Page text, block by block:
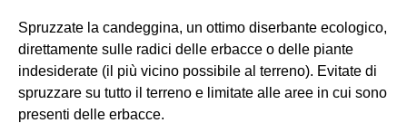
Spruzzate la candeggina, un ottimo diserbante ecologico,
direttamente sulle radici delle erbacce o delle piante
indesiderate (il più vicino possibile al terreno). Evitate di
spruzzare su tutto il terreno e limitate alle aree in cui sono
presenti delle erbacce.